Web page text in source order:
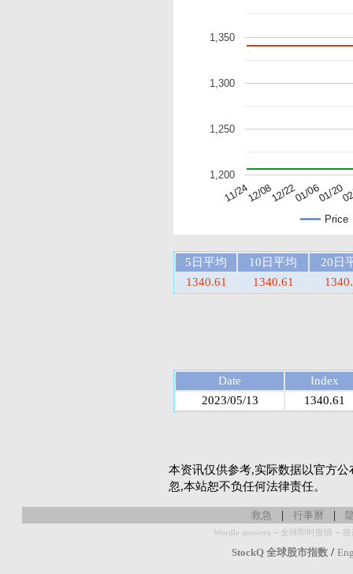
Price
11/2412/0812/2201/0601/20
1,200
1,250
1,300
1,350
5日平均 10日平均
20日
1340.61
1340.61
Date
Index
2023/05/13
1340.61
本资讯仅供参考,实际数据以官方
忽,本站恕不负任何法律责任。
救急 | 行事曆 |
Wordle answers - 全球即时疫情 -
StockQ 全球股市指数 /